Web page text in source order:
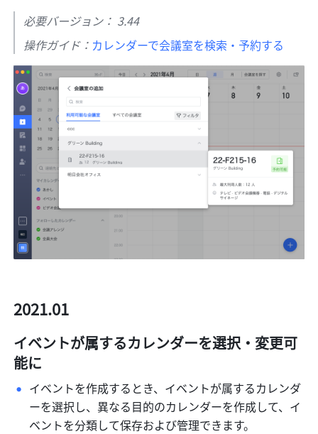
必要バージョン： 3.44
操作ガイド： カレンダーで会議室を検索・予約する
2021.01
イベントが属するカレンダーを選択・変更可
能に
イベントを作成するとき、イベントが属するカレンダ
ーを選択し、異なる目的のカレンダーを作成して、イ
ベントを分類して保存および管理できます。